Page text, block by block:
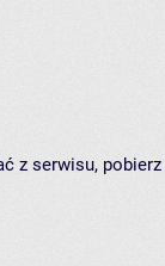
z serwisu,